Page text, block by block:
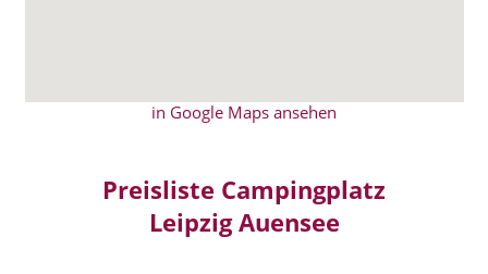
in Google Maps ansehen
Preisliste Campingplatz
Leipzig Auensee